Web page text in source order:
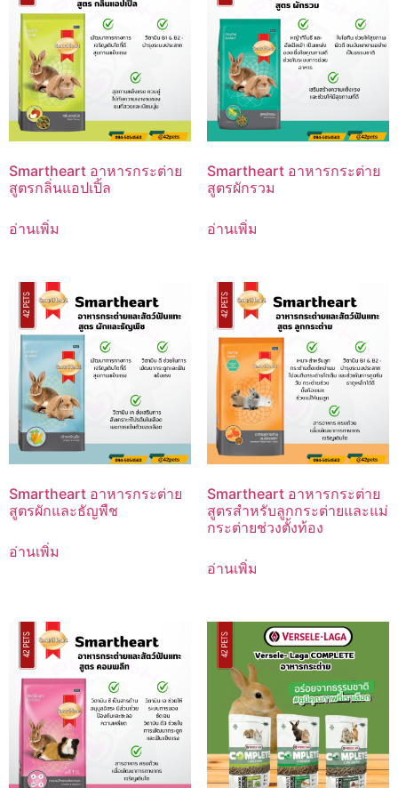
Smartheart อาหารกระต่าย
สูตรกลิ่นแอปเปิ้ล
อ่านเพิ่ม
Smartheart อาหารกระต่าย
สูตรผักรวม
อ่านเพิ่ม
Smartheart อาหารกระต่าย
สูตรผักและธัญพืช
อ่านเพิ่ม
Smartheart อาหารกระต่าย
สูตรสำหรับลูกกระต่ายและแม่
กระต่ายช่วงตั้งท้อง
อ่านเพิ่ม